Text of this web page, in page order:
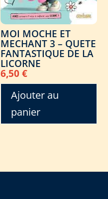
MOI MOCHE ET
MECHANT 3 – QUETE
FANTASTIQUE DE LA
LICORNE
6,50€
Ajouter au
panier